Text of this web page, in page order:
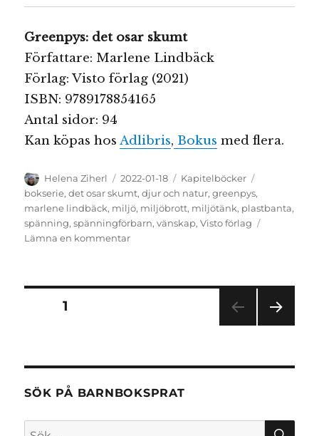
Greenpys: det osar skumt
Författare: Marlene Lindbäck
Förlag: Visto förlag (2021)
ISBN: 9789178854165
Antal sidor: 94
Kan köpas hosAdlibris, Bokus med flera.
Författare
Helena Ziherl
Publicerat
den
2022-01-18 Kategorier
Kapitelböcker
bokserie,det osar skumt,djur och natur,greenpys,
marlene lindbäck, miljö, miljöbrott, miljötänk, plastbanta,
spänning,spänningförbarn,vänskap,Visto förlag
Lämna en kommentartill
Sidnumrering
inlägg
SIDA1
SÖK PÅ BARNBOKSPRAT
Sök